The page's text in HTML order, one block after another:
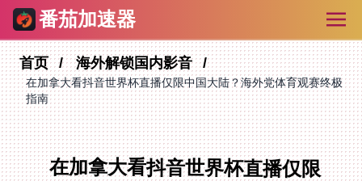
番茄加速器
首页 海外解锁国内影音
在加拿大看抖音世界杯直播仅限中国大陆？海外党体育观赛终极
指南
在加拿大看抖音世界杯直播仅限
中国大陆？海外党体育观赛终极